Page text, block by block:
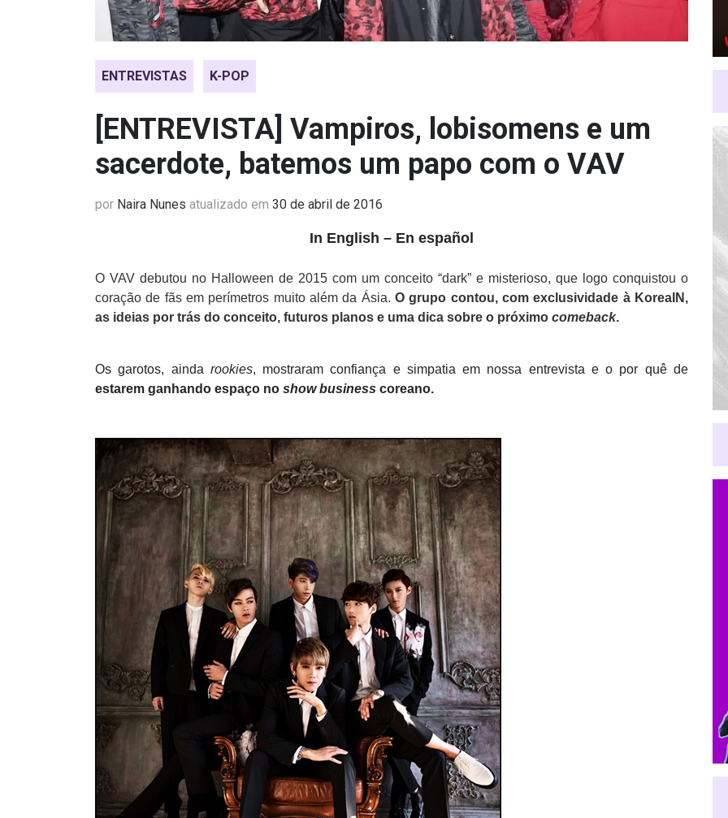
ENTREVISTAS K-POP
[ENTREVISTA] Vampiros, lobisomens e um
sacerdote, batemos um papo com o VAV
por Naira Nunes atualizado em 30 de abril de 2016
In English – En español
O VAV debutou no Halloween de 2015 com um conceito “dark” e misterioso, que logo conquistou o
coração de fãs em perímetros muito além da Ásia. O grupo contou, com exclusividade à KoreaIN,
as ideias por trás do conceito, futuros planos e uma dica sobre o próximo comeback.
Os garotos, ainda rookies, mostraram confiança e simpatia em nossa entrevista e o por quê de
estarem ganhando espaço no show business coreano.